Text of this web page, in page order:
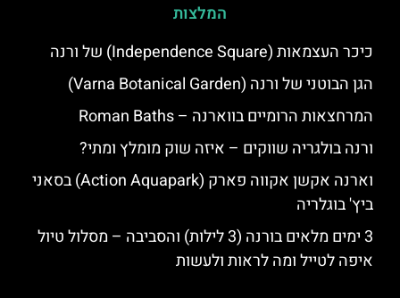
המלצות
כיכר העצמאות (Independence Square) של ורנה
הגן הבוטני של ורנה (Varna Botanical Garden)
המרחצאות הרומיים בווארנה – Roman Baths
ורנה בולגריה שווקים – איזה שוק מומלץ ומתי?
וארנה אקשן אקווה פארק (Action Aquapark) בסאני
ביץ' בוגלריה
3 ימים מלאים בורנה (3 לילות) והסביבה – מסלול טיול
איפה לטייל ומה לראות ולעשות